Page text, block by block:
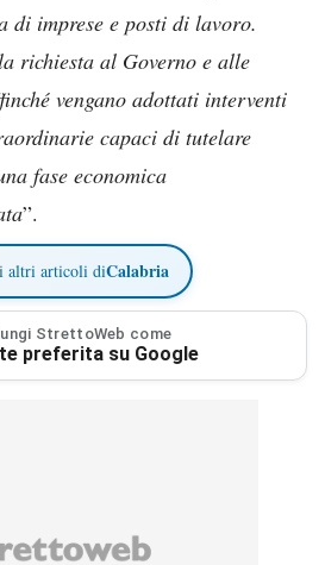
di imprese e posti di lavoro.
richiesta al Governo e alle
vengano adottati interventi
capaci di tutelare
fase economica
”.
altri articoli diCalabria
StrettoWeb come
preferita su Google